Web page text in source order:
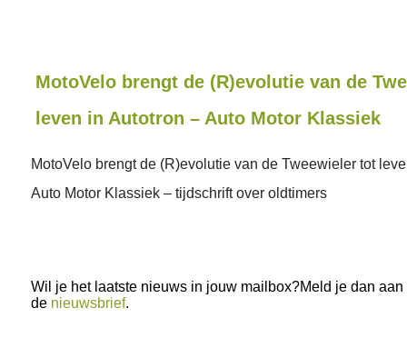
MotoVelo brengt de (R)evolutie van de
leven in Autotron – Auto Motor Klassiek
MotoVelo brengt de (R)evolutie van de Tweewieler tot
Auto Motor Klassiek – tijdschrift over oldtimers
Wil je het laatste nieuws in jouw mailbox?Meld je dan aan
de nieuwsbrief.